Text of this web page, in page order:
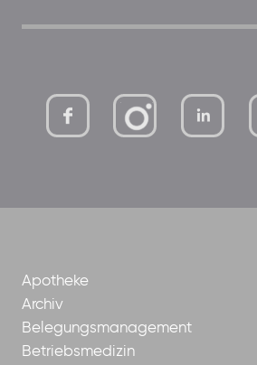
Apotheke
Archiv
Belegungsmanagement
Betriebsmedizin